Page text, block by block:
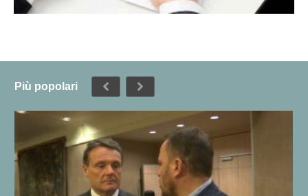
Più popolari